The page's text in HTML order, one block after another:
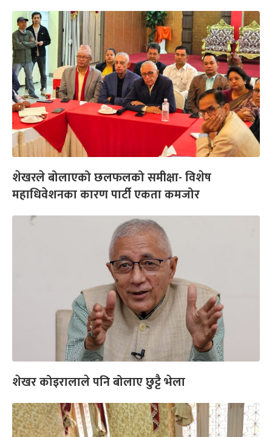
शेखरले बोलाएको छलफलको समीक्षा- विशेष
महाधिवेशनका कारण पार्टी एकता कमजोर
शेखर कोइरालाले पनि बोलाए छुट्टै भेला